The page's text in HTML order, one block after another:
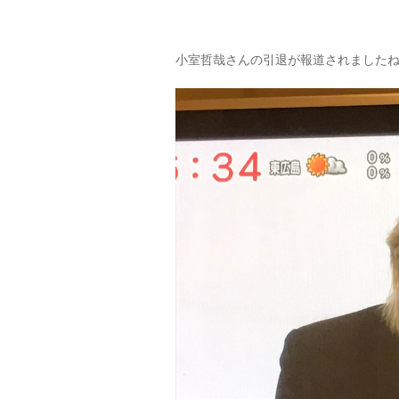
小室哲哉さんの引退が報道されましたね